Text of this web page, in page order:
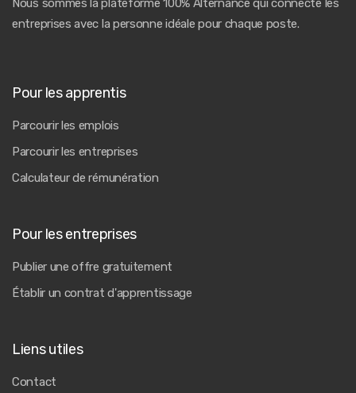
Nous sommes la plateforme 100% Alternance qui connecte les
entreprises avec la personne idéale pour chaque poste.
Pour les apprentis
Parcourir les emplois
Parcourir les entreprises
Calculateur de rémunération
Pour les entreprises
Publier une offre gratuitement
Établir un contrat d'apprentissage
Liens utiles
Contact